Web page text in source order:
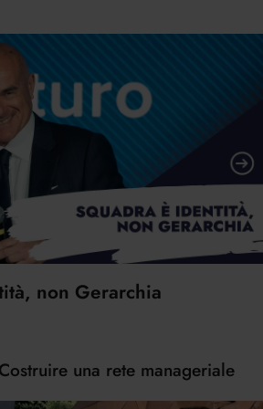
non Gerarchia
una rete manageriale